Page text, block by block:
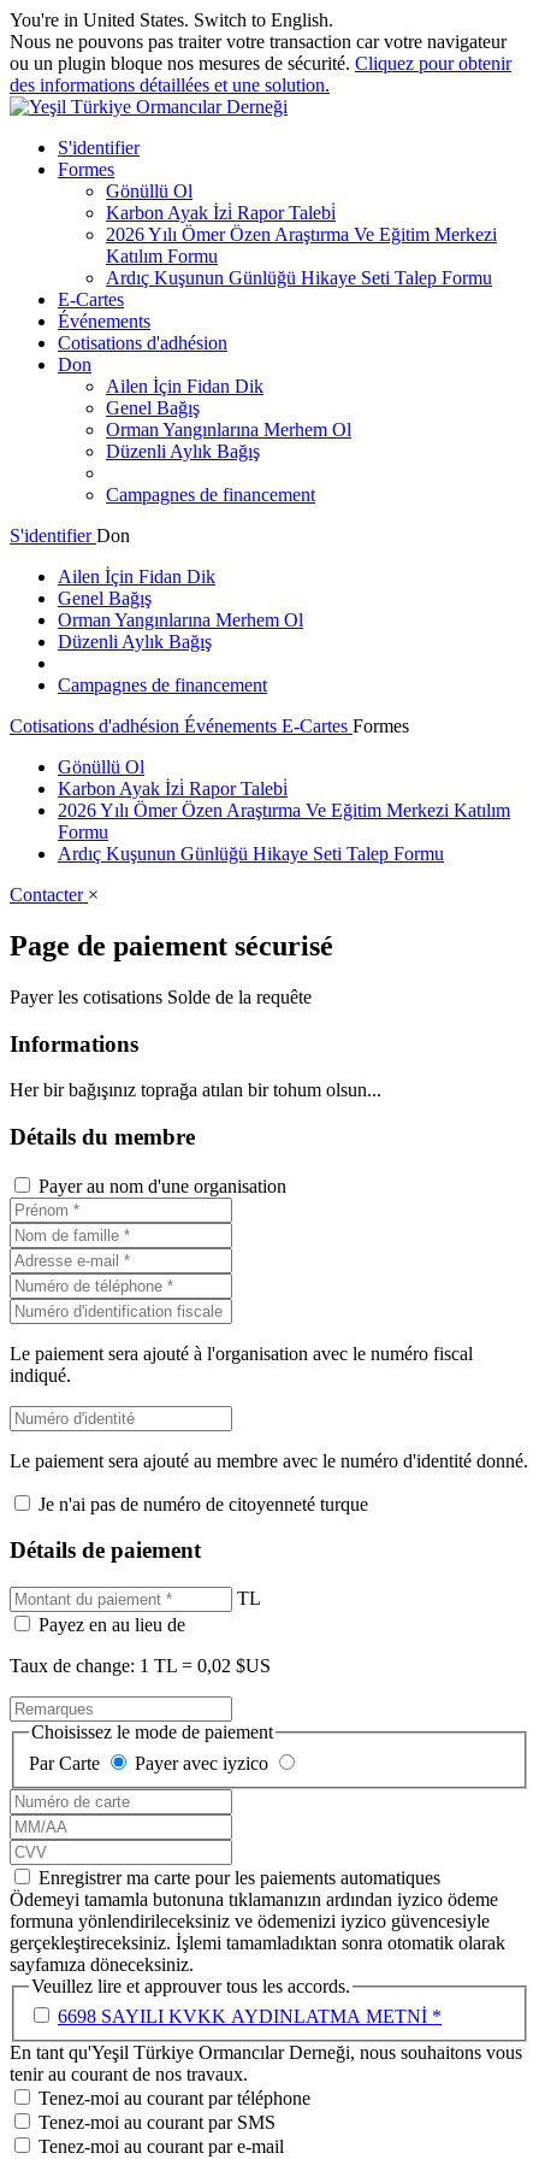
You're in United States. Switch to English.
Nous ne pouvons pas traiter votre transaction car votre navigateur
ou un plugin bloque nos mesures de sécurité. Cliquez pour obtenir
des informations détaillées et une solution.
S'identifier
Formes
Gönüllü Ol
Karbon Ayak İzi̇ Rapor Talebi̇
2026 Yılı Ömer Özen Araştırma Ve Eğitim Merkezi
Katılım Formu
Ardıç Kuşunun Günlüğü Hikaye Seti Talep Formu
E-Cartes
Événements
Cotisations d'adhésion
Don
Ailen İçin Fidan Dik
Genel Bağış
Orman Yangınlarına Merhem Ol
Düzenli Aylık Bağış
Campagnes de financement
S'identifierDon
Ailen İçin Fidan Dik
Genel Bağış
Orman Yangınlarına Merhem Ol
Düzenli Aylık Bağış
Campagnes de financement
Cotisations d'adhésion Événements E-Cartes Formes
Gönüllü Ol
Karbon Ayak İzi̇ Rapor Talebi̇
2026 Yılı Ömer Özen Araştırma Ve Eğitim Merkezi Katılım
Formu
Ardıç Kuşunun Günlüğü Hikaye Seti Talep Formu
Contacter ×
Page de paiement sécurisé
Payer les cotisations Solde de la requête
Informations
Her bir bağışınız toprağa atılan bir tohum olsun...
Détails du membre
Payer au nom d'une organisation
Le paiement sera ajouté à l'organisation avec le numéro fiscal
indiqué.
Le paiement sera ajouté au membre avec le numéro d'identité donné.
Je n'ai pas de numéro de citoyenneté turque
Détails de paiement
TL
Payez en au lieu de
Taux de change: 1 TL = 0,02 $US
Choisissez le mode de paiement
Par Carte
Payer avec iyzico
Enregistrer ma carte pour les paiements automatiques
Ödemeyi tamamla butonuna tıklamanızın ardından iyzico ödeme
formuna yönlendirileceksiniz ve ödemenizi iyzico güvencesiyle
gerçekleştireceksiniz. İşlemi tamamladıktan sonra otomatik olarak
sayfamıza döneceksiniz.
Veuillez lire et approuver tous les accords.
6698 SAYILI KVKK AYDINLATMA METNİ *
En tant qu'Yeşil Türkiye Ormancılar Derneği, nous souhaitons vous
tenir au courant de nos travaux.
Tenez-moi au courant par téléphone
Tenez-moi au courant par SMS
Tenez-moi au courant par e-mail